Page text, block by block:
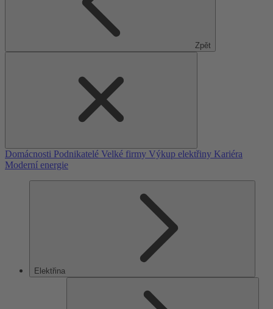
Zpět
Domácnosti Podnikatelé Velké firmy Výkup elektřiny Kariéra
Moderní energie
Elektřina